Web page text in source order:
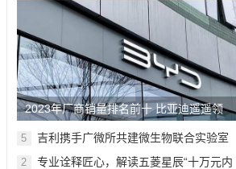
2023年厂商销量排名前十 比亚迪遥遥领
先 长城垫底
5
吉利携手广微所共建微生物联合实验室
2
专业诠释匠心，解读五菱星辰“十万元内